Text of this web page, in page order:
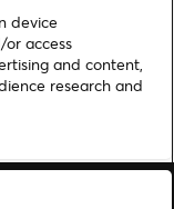
live nach
device
access
and content,
research and